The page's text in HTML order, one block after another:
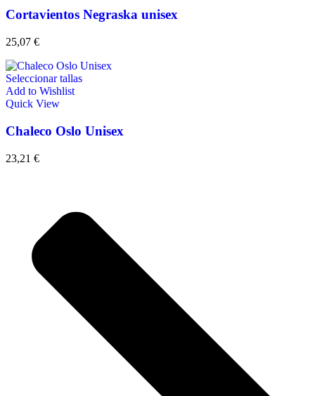
Cortavientos Negraska unisex
25,07 €
Seleccionar tallas
Add to Wishlist
Quick View
Chaleco Oslo Unisex
23,21 €